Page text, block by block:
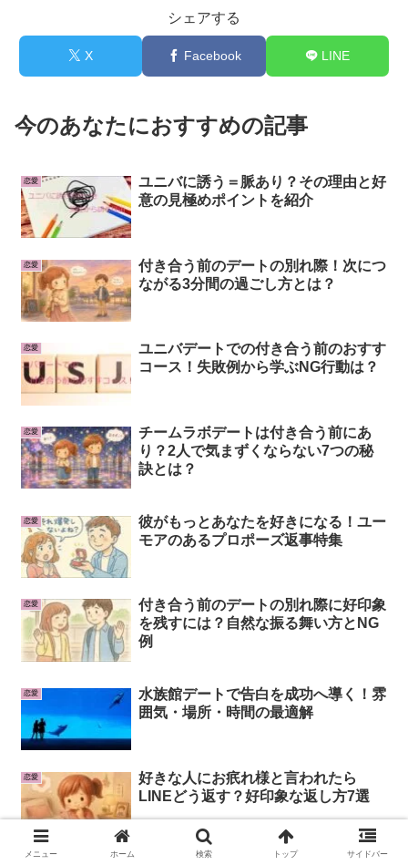
シェアする
X Facebook LINE
今のあなたにおすすめの記事
恋愛
ユニバに誘う＝脈あり？その理由と好
意の見極めポイントを紹介
恋愛
付き合う前のデートの別れ際！次につ
ながる3分間の過ごし方とは？
恋愛
ユニバデートでの付き合う前のおすす
コース！失敗例から学ぶNG行動は？
恋愛
チームラボデートは付き合う前にあ
り？2人で気まずくならない7つの秘
訣とは？
恋愛
彼がもっとあなたを好きになる！ユー
モアのあるプロポーズ返事特集
恋愛
付き合う前のデートの別れ際に好印象
を残すには？自然な振る舞い方とNG
例
恋愛
水族館デートで告白を成功へ導く！雰
囲気・場所・時間の最適解
恋愛
好きな人にお疧れ様と言われたら
LINEどう返す？好印象な返し方7選
恋愛 エイプリルフールのネタで片思いのあ
メニュー ホーム 検索 トップ サイドバー